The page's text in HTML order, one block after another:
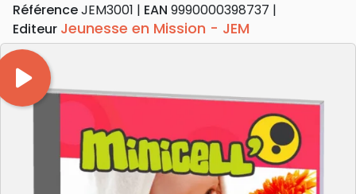
RéférenceJEM3001 EAN 9990000398737
Editeur Jeunesse en Mission - JEM
play_arrow